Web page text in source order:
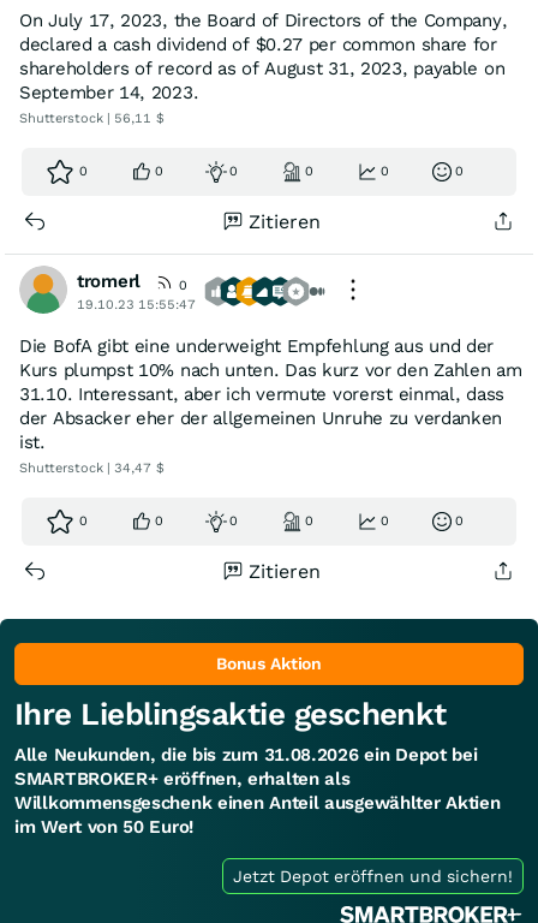
On July 17, 2023, the Board of Directors of the Company,
declared a cash dividend of $0.27 per common share for
shareholders of record as of August 31, 2023, payable on
September 14, 2023.
Shutterstock | 56,11 $
0 0 0 0 0 0
Zitieren
tromerl
0
19.10.23 15:55:47
Die BofA gibt eine underweight Empfehlung aus und der
Kurs plumpst 10% nach unten. Das kurz vor den Zahlen am
31.10. Interessant, aber ich vermute vorerst einmal, dass
der Absacker eher der allgemeinen Unruhe zu verdanken
ist.
Shutterstock | 34,47 $
0 0 0 0 0 0
Zitieren
Bonus Aktion
Ihre Lieblingsaktie geschenkt
Alle Neukunden, die bis zum 31.08.2026 ein Depot bei
SMARTBROKER+ eröffnen, erhalten als
Willkommensgeschenk einen Anteil ausgewählter Aktien
im Wert von 50 Euro!
Jetzt Depot eröffnen und sichern!